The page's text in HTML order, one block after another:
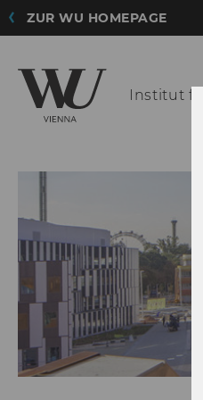
ZUR WU HOMEPAGE
Institut für